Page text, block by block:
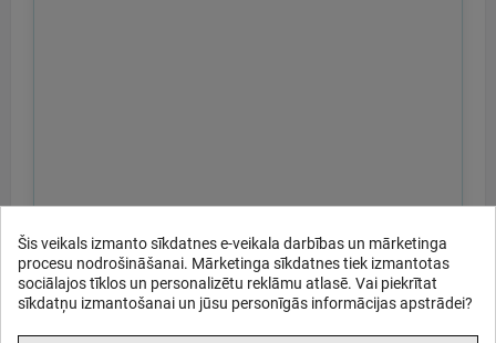
Šis veikals izmanto sīkdatnes e-veikala darbības un mārketinga
procesu nodrošināšanai. Mārketinga sīkdatnes tiek izmantotas
sociālajos tīklos un personalizētu reklāmu atlasē. Vai piekrītat
sīkdatņu izmantošanai un jūsu personīgās informācijas apstrādei?